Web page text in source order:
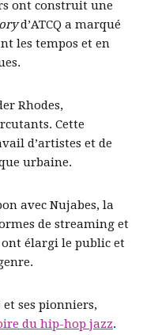
ont construit une
d’ATCQ a marqué
les tempos et en
Rhodes,
Cette
d’artistes et de
urbaine.
avec Nujabes, la
de streaming et
élargi le public et
ses pionniers,
du hip-hop jazz.